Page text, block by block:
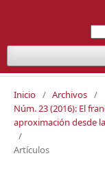
Inicio / Archivos /
Núm. 23 (2016): El
aproximación desde
/
Artículos